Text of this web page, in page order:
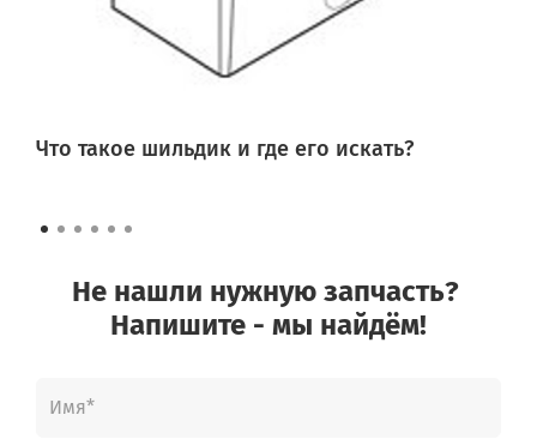
Что такое шильдик и где его искать?
Не нашли нужную запчасть?
Напишите - мы найдём!